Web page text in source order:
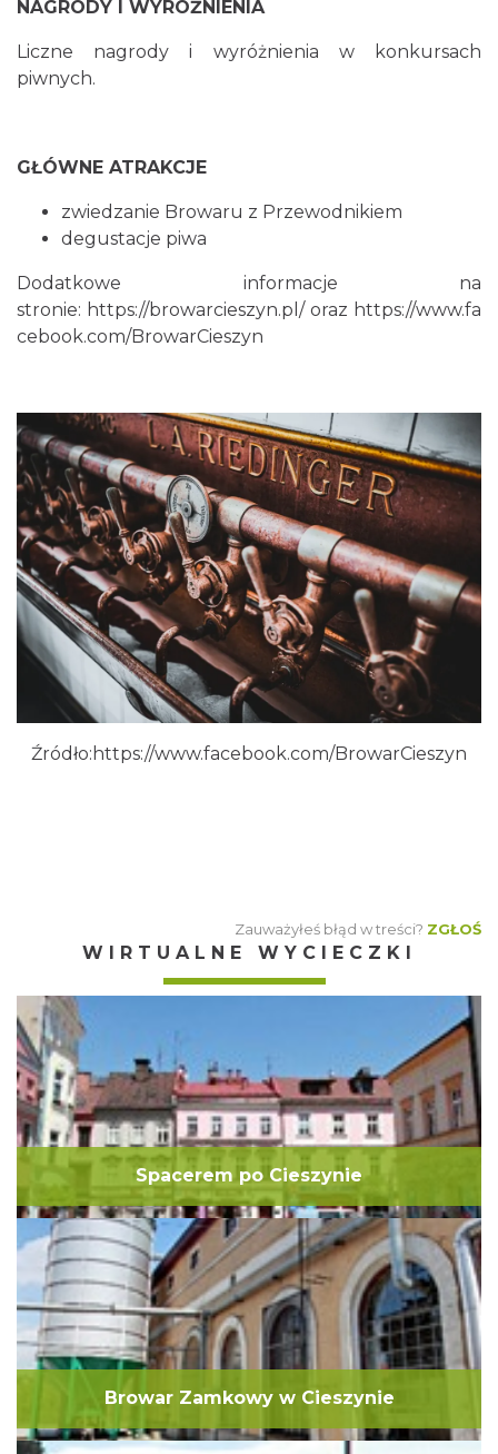
NAGRODY I WYRÓŻNIENIA
Liczne nagrody i wyróżnienia w konkursach
piwnych.
GŁÓWNE ATRAKCJE
zwiedzanie Browaru z Przewodnikiem
degustacje piwa
Dodatkowe informacje na
stronie: https://browarcieszyn.pl/oraz https://www.fa
cebook.com/BrowarCieszyn
Źródło:https://www.facebook.com/BrowarCieszyn
Zauważyłeś błąd w treści? ZGŁOŚ
WIRTUALNE WYCIECZKI
Spacerem po Cieszynie
Browar Zamkowy w Cieszynie